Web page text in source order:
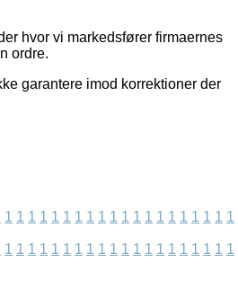
hvor vi markedsfører firmaernes
ordre.
garantere imod korrektioner der
1 1 1 1 1 1 1 1 1 1 1 1 1 1 1 1 1 1 1 1
1 1 1 1 1 1 1 1 1 1 1 1 1 1 1 1 1 1 1 1